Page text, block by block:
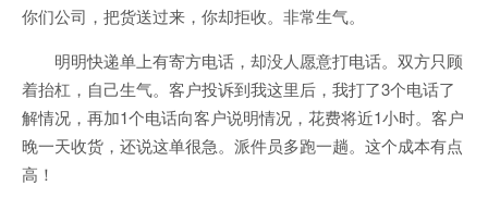
你们公司，把货送过来，你却拒收。非常生气。
明明快递单上有寄方电话，却没人愿意打电话。双方只顾
着抬杠，自己生气。客户投诉到我这里后，我打了3个电话了
解情况，再加1个电话向客户说明情况，花费将近1小时。客户
晚一天收货，还说这单很急。派件员多跑一趟。这个成本有点
高！